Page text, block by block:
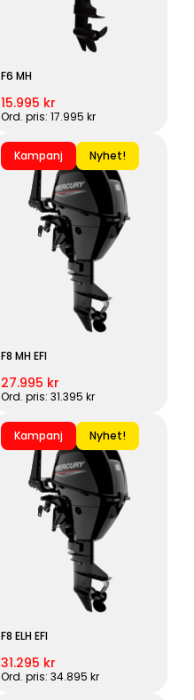
F6 MH
15.995 kr
Ord. pris: 17.995 kr
Kampanj Nyhet!
F8 MH EFI
27.995 kr
Ord. pris: 31.395 kr
Kampanj Nyhet!
F8 ELH EFI
31.295 kr
Ord. pris: 34.895 kr